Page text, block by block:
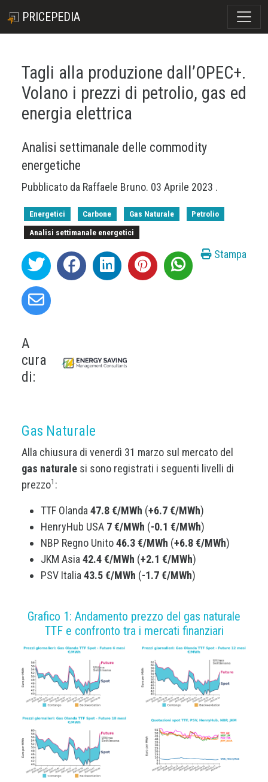
PRICEPEDIA
Tagli alla produzione dall’OPEC+.
Volano i prezzi di petrolio, gas ed
energia elettrica
Analisi settimanale delle commodity
energetiche
Pubblicato da Raffaele Bruno. 03 Aprile 2023 .
Energetici Carbone Gas Naturale
Petrolio
Analisi settimanale energetici
Stampa
A
cura
di:
Gas Naturale
Alla chiusura di venerdì 31 marzo sul mercato del
gas naturale si sono registrati i seguenti livelli di
prezzo1 :
TTF Olanda 47.8 €/MWh (+6.7 €/MWh)
HenryHub USA 7 €/MWh (-0.1 €/MWh)
NBP Regno Unito46.3 €/MWh (+6.8 €/MWh)
JKM Asia 42.4 €/MWh (+2.1 €/MWh)
PSV Italia 43.5 €/MWh (-1.7 €/MWh)
Grafico 1: Andamento prezzo del gas naturale
TTF e confronto tra i mercati finanziari